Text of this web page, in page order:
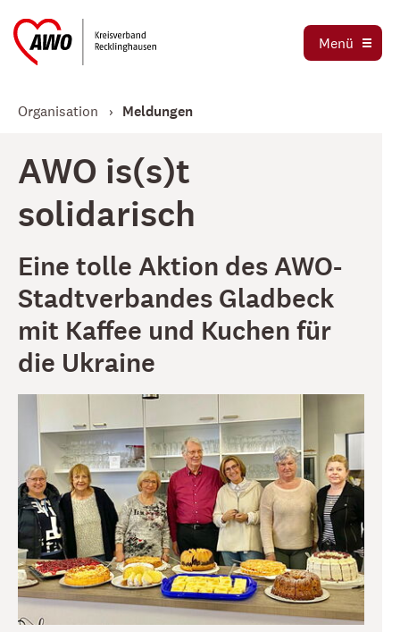
Menü
Stadtverbände
Stellenbörse
Organisation
Meldungen
AWO is(s)t
solidarisch
Eine tolle Aktion des AWO-
Stadtverbandes Gladbeck
mit Kaffee und Kuchen für
die Ukraine